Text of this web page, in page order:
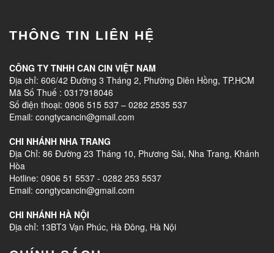
THÔNG TIN LIÊN HỆ
CÔNG TY TNHH CAN CIN VIỆT NAM
Địa chỉ: 606/42 Đường 3 Tháng 2, Phường Diên Hồng, TP.HCM
Mã Số Thuế : 0317918046
Số điện thoại: 0906 515 537 – 0282 2535 537
Email: congtycancin@gmail.com
CHI NHÁNH NHA TRANG
Địa Chỉ: 86 Đường 23 Tháng 10, Phương Sài, Nha Trang, Khánh
Hòa
Hotline: 0906 51 5537 - 0282 253 5537
Email: congtycancin@gmail.com
CHI NHÁNH HÀ NỘI
Địa chỉ: 13BT3 Vạn Phúc, Hà Đông, Hà Nội